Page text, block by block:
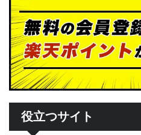
役立つサイト